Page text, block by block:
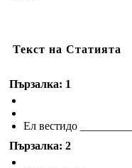
Текст на Статията
Пързалка: 1
Ел вестидо
Пързалка: 2